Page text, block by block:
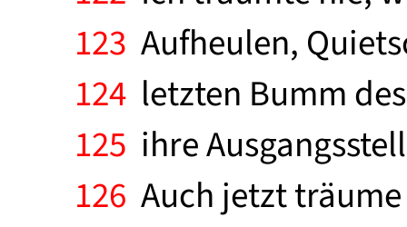
123 Aufheulen,
124 letzten Bumm
125 ihre
126 Auch jetzt